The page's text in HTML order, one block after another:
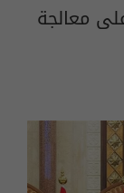
معالجة